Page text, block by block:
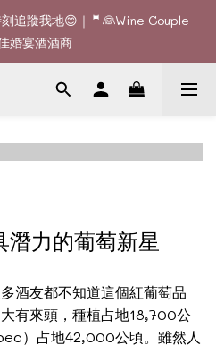
｜Terroir Collection - 3
delivery
追蹤我地😊｜🤵👰Wine Couple
婚宴酒酒商
｜Terroir Collection - 3
力的葡萄新星
酒友都不知道這個紅葡萄品
有來頭，種植占地18,700公
）占地42,000公頃。雖然人